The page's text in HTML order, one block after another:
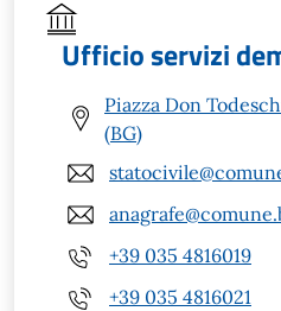
Ufficio servizi
Piazza Don
(BG)
+39 035 4816019
+39 035 4816021